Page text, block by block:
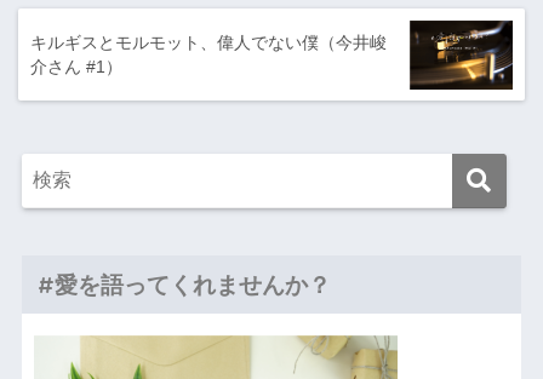
キルギスとモルモット、偉人でない僕（今井峻
介さん #1）
#愛を語ってくれませんか？